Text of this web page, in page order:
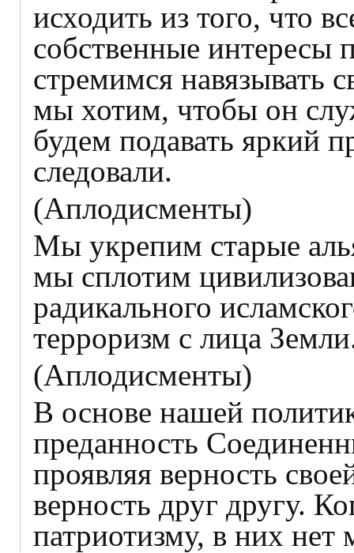
исходить из того, что
собственные
стремимся навязывать
мы хотим, чтобы он
будем подавать яркий
следовали.
(Аплодисменты)
Мы укрепим старые
мы сплотим
радикального
терроризм с лица
(Аплодисменты)
В основе нашей
преданность
проявляя верность
верность друг другу.
патриотизму, в них нет